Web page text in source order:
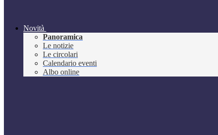
Novità
Panoramica
Le notizie
Le circolari
Calendario eventi
Albo online